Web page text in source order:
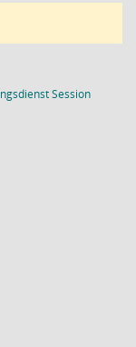
Session(Wird in